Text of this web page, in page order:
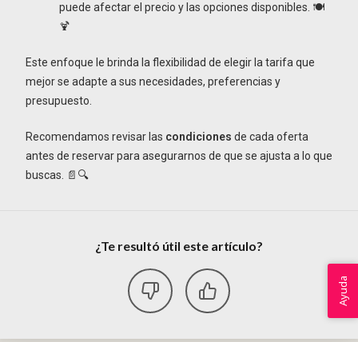
puede afectar el precio y las opciones disponibles. 🍽️
🍹
Este enfoque le brinda la flexibilidad de elegir la tarifa que
mejor se adapte a sus necesidades, preferencias y
presupuesto.
Recomendamos revisar las condiciones de cada oferta
antes de reservar para asegurarnos de que se ajusta a lo que
buscas. 📄🔍
¿Te resultó útil este artículo?
Ayuda